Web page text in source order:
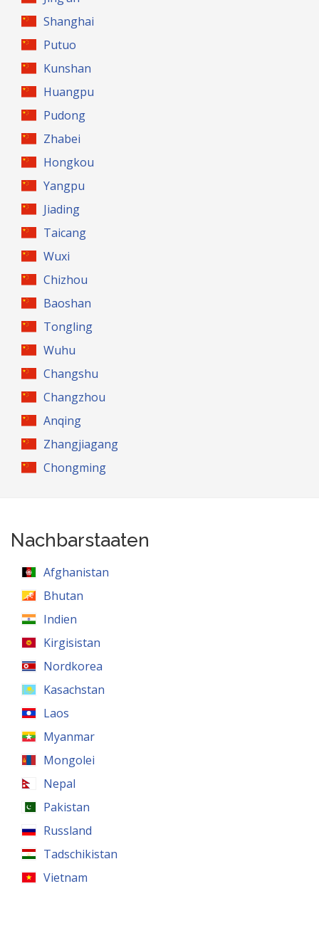
Shanghai
Putuo
Kunshan
Huangpu
Pudong
Zhabei
Hongkou
Yangpu
Jiading
Taicang
Wuxi
Chizhou
Baoshan
Tongling
Wuhu
Changshu
Changzhou
Anqing
Zhangjiagang
Chongming
Nachbarstaaten
Afghanistan
Bhutan
Indien
Kirgisistan
Nordkorea
Kasachstan
Laos
Myanmar
Mongolei
Nepal
Pakistan
Russland
Tadschikistan
Vietnam